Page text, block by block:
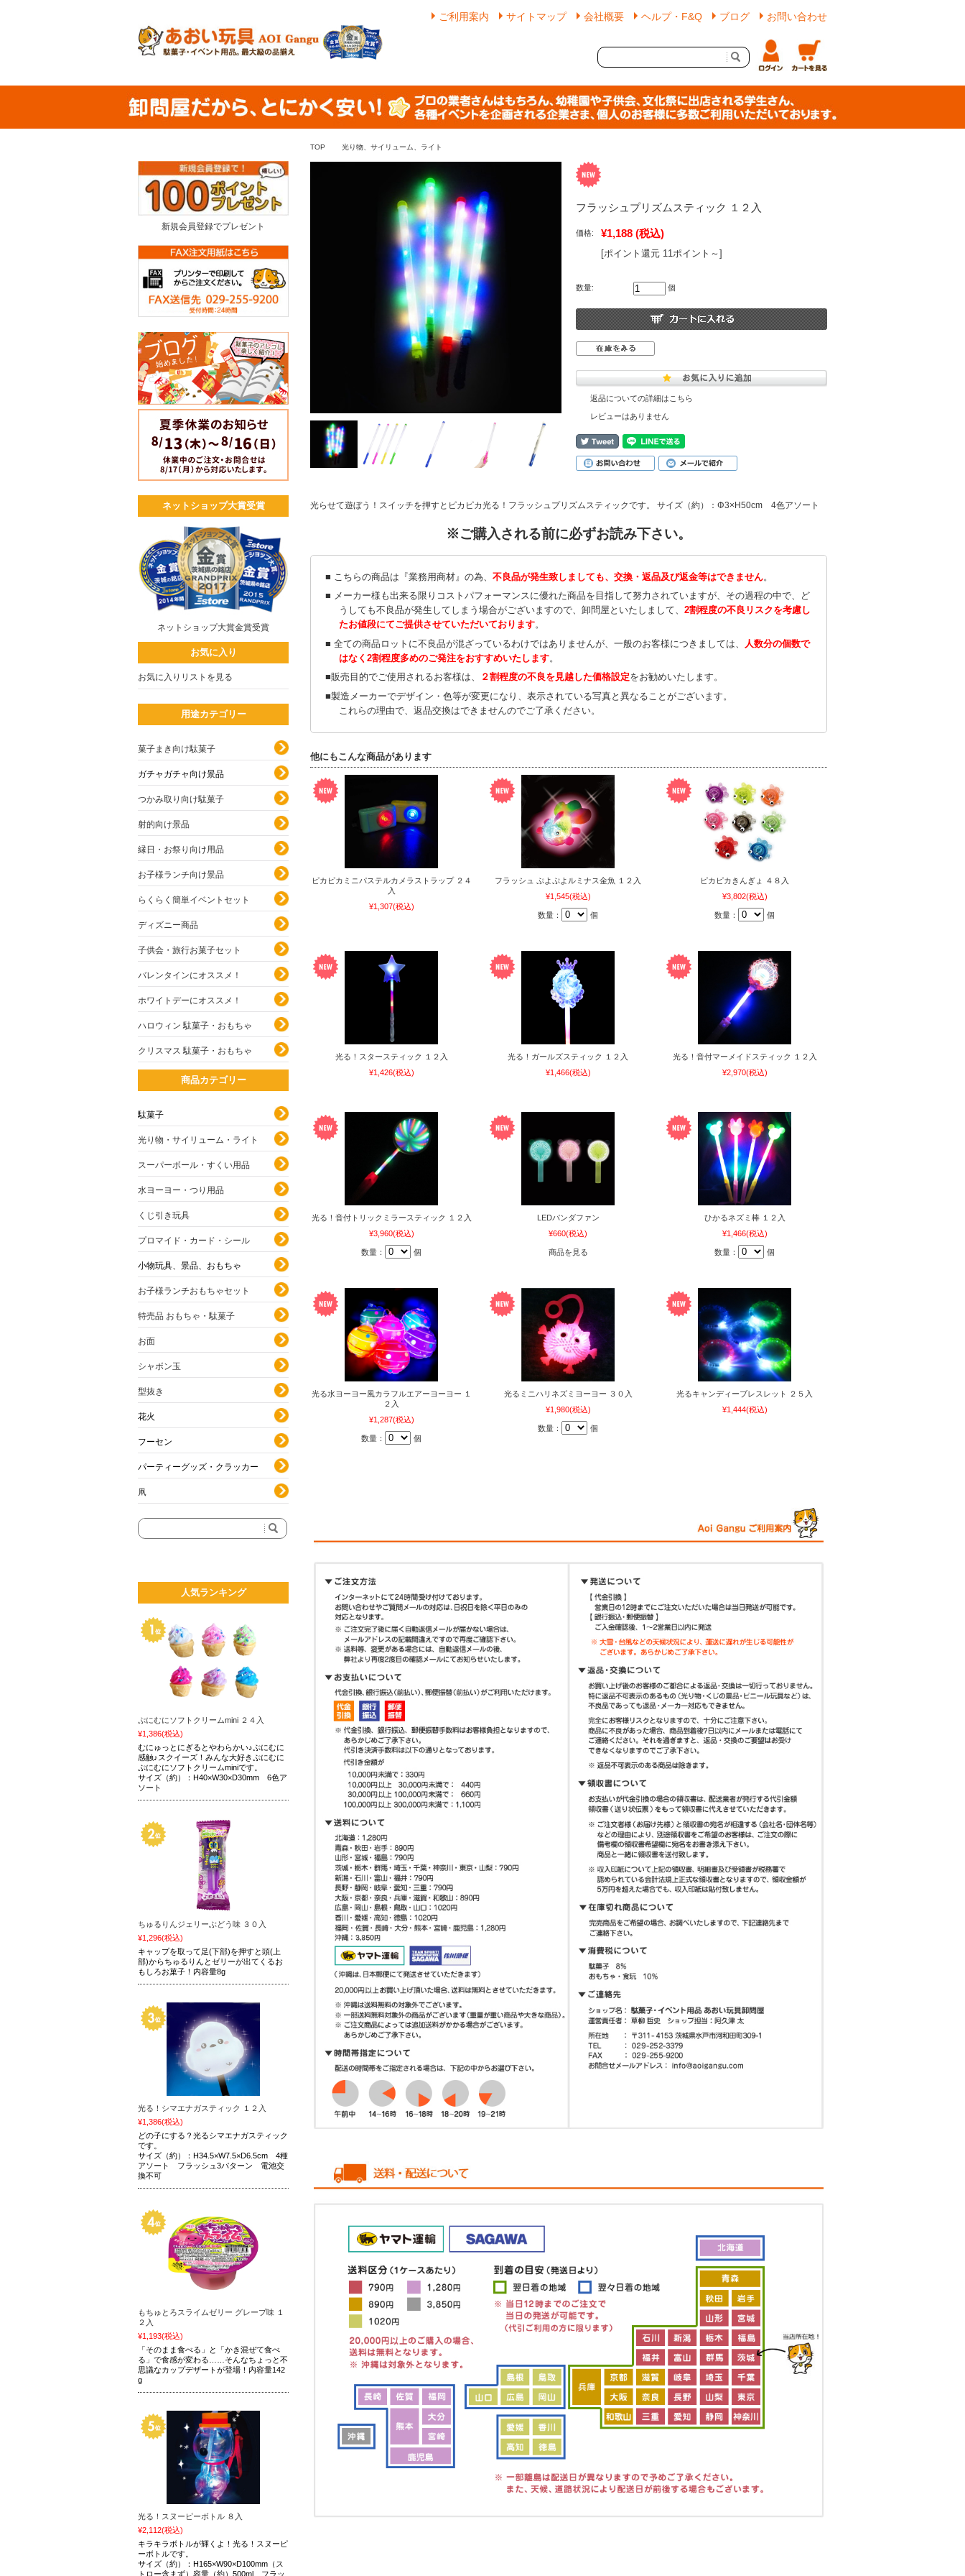
ご利用案内 サイトマップ 会社概要 ヘルプ・F&Q ブログ お問い合わせ
TOP 光り物、サイリューム、ライト
フラッシュプリズムスティック １２入
価格: ¥1,188 (税込)
[ポイント還元 11ポイント～]
数量: 個
返品についての詳細はこちら
レビューはありません
光らせて遊ぼう！スイッチを押すとピカピカ光る！フラッシュプリズムスティックです。 サイズ（約）：Φ3×H50cm 4色アソート
※ご購入される前に必ずお読み下さい。
■ こちらの商品は『業務用商材』の為、 不良品が発生致しましても、交換・返品及び返金等はできません。
■ メーカー様も出来る限りコストパフォーマンスに優れた商品を目指して努力されていますが、その過程の中で、ど
うしても不良品が発生してしまう場合がございますので、卸問屋といたしまして、2割程度の不良リスクを考慮し
たお値段にてご提供させていただいております。
■ 全ての商品ロットに不良品が混ざっているわけではありませんが、一般のお客様につきましては、
人数分の個数で
はなく2割程度多めのご発注をおすすめいたします。
■販売目的でご使用されるお客様は、
２割程度の不良を見越した価格設定をお勧めいたします。
■製造メーカーでデザイン・色等が変更になり、表示されている写真と異なることがございます。
これらの理由で、返品交換はできませんのでご了承ください。
他にもこんな商品があります
ピカピカミニパステルカメラストラップ ２４
入
¥1,307(税込)
フラッシュ ぷよぷよルミナス金魚 １２入
¥1,545(税込)
数量： 個
ピカピカきんぎょ ４８入
¥3,802(税込)
数量： 個
光る！スタースティック １２入
¥1,426(税込)
光る！ガールズスティック １２入
¥1,466(税込)
光る！音付マーメイドスティック １２入
¥2,970(税込)
光る！音付トリックミラースティック １２入
¥3,960(税込)
数量： 個
LEDパンダファン
¥660(税込)
商品を見る
ひかるネズミ棒 １２入
¥1,466(税込)
数量： 個
光る水ヨーヨー風カラフルエアーヨーヨー １
２入
¥1,287(税込)
数量： 個
光るミニハリネズミヨーヨー ３０入
¥1,980(税込)
数量： 個
光るキャンディーブレスレット ２５入
¥1,444(税込)
新規会員登録でプレゼント
ネットショップ大賞受賞
ネットショップ大賞金賞受賞
お気に入り
お気に入りリストを見る
用途カテゴリー
菓子まき向け駄菓子
ガチャガチャ向け景品
つかみ取り向け駄菓子
射的向け景品
縁日・お祭り向け用品
お子様ランチ向け景品
らくらく簡単イベントセット
ディズニー商品
子供会・旅行お菓子セット
バレンタインにオススメ！
ホワイトデーにオススメ！
ハロウィン 駄菓子・おもちゃ
クリスマス 駄菓子・おもちゃ
商品カテゴリー
駄菓子
光り物・サイリューム・ライト
スーパーボール・すくい用品
水ヨーヨー・つり用品
くじ引き玩具
プロマイド・カード・シール
小物玩具、景品、おもちゃ
お子様ランチおもちゃセット
特売品 おもちゃ・駄菓子
お面
シャボン玉
型抜き
花火
フーセン
パーティーグッズ・クラッカー
凧
人気ランキング
ぷにむにソフトクリームmini ２４入
¥1,386(税込)
むにゅっとにぎるとやわらかい♪ぷにむに
感触♪スクイーズ！みんな大好きぷにむに
ぷにむにソフトクリームminiです。
サイズ（約）：H40×W30×D30mm 6色ア
ソート
ちゅるりんジェリーぶどう味 ３０入
¥1,296(税込)
キャップを取って足(下部)を押すと頭(上
部)からちゅるりんとゼリーが出てくるお
もしろお菓子！内容量8g
光る！シマエナガスティック １２入
¥1,386(税込)
どの子にする？光るシマエナガスティック
です。
サイズ（約）：H34.5×W7.5×D6.5cm 4種
アソート フラッシュ3パターン 電池交
換不可
もちゅとろスライムゼリー グレープ味 １
２入
¥1,193(税込)
「そのまま食べる」と「かき混ぜて食べ
る」で食感が変わる……そんなちょっと不
思議なカップデザートが登場！内容量142
g
光る！スヌーピーボトル ８入
¥2,112(税込)
キラキラボトルが輝くよ！光る！スヌーピ
ーボトルです。
サイズ（約）：H165×W90×D100mm（ス
トロー含まず）容量（約）500ml フラッ